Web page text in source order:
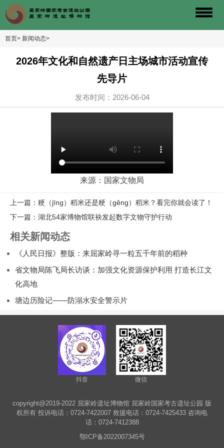
首页> 新闻动态>
2026年文化和自然遗产日主场城市活动宣传
先导片
发布时间：2026-06-04
来源：国家文物局
上一篇：粳（jīng）稻米还是粳（gěng）稻米？看完你就会读了！
下一篇：湖北54家博物馆联袂发起数字文物守护行动
相关新闻动态
《人民日报》整版：来屈家岭寻一粒五千年前的稻种
省文物局陈飞局长访谈：加强文化资源保护利用 打造长江文
化高地
塘边历险记——防溺水安全警示片
抖音 微信
copyright@2019-2022 屈家岭遗址博物馆 屈家岭国家考古遗址公园 版
权所有 投诉电话：0724-7422007 救援电话：0724-7425433 咨询电
话：0724-7412388
鄂ICP备2022007345号